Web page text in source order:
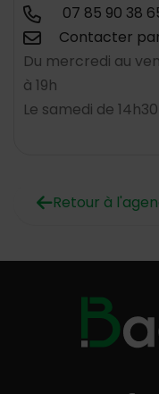
07 85 90 38
Contacter
Du mercredi au
à 19h
Le samedi de
Retour à